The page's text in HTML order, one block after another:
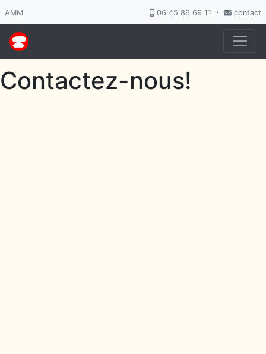
AMM 06 45 86 69 11 · contact
Contactez-nous!